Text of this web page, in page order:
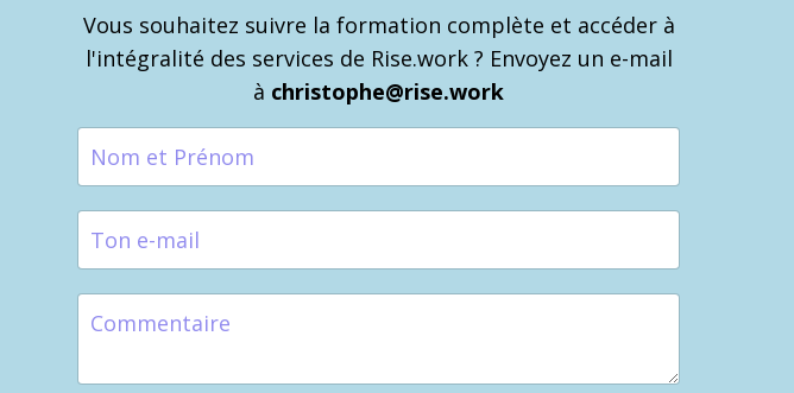
Vous souhaitez suivre la formation complète et accéder à
l'intégralité des services de Rise.work ? Envoyez un e-mail
à christophe@rise.work